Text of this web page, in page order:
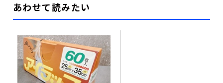
あわせて読みたい